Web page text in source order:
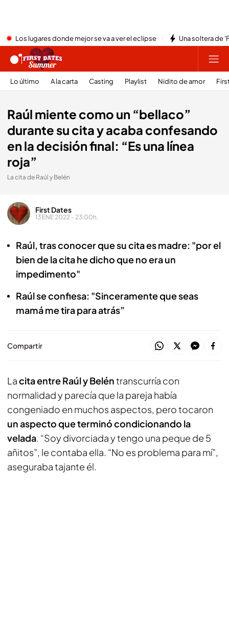
Los lugares donde mejor se va a ver el eclipse Una soltera de
Lo último A la carta Casting Playlist Nidito de amor
Raúl miente como un “bellaco”
durante su cita y acaba confesando
en la decisión final: “Es una línea
roja”
La cita de Raúl y Belén
First Dates
13 ENE 2022 - 23:00h.
Raúl, tras conocer que su cita es madre: "por el
bien de la cita he dicho que no era un
impedimento"
Raúl se confiesa: "Sinceramente que seas
mamá me tira para atrás”
Compartir
Lacita entre Raúl y Beléntranscurría con
normalidad y parecía que la pareja había
congeniado en muchos aspectos, pero tocaron
un aspecto que terminó condicionando la
velada. “Soy divorciada y tengo una peque de 5
añitos”, le contaba ella. “No es problema para mí”,
aseguraba tajante él.